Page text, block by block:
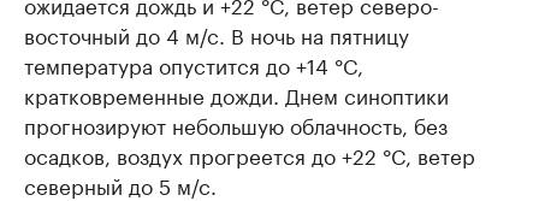
восточный до 4 м/с. В ночь на пятницу
температура опустится до +14 °C,
кратковременные дожди. Днем синоптики
прогнозируют небольшую облачность, без
осадков, воздух прогреется до +22 °C, ветер
северный до 5 м/с.